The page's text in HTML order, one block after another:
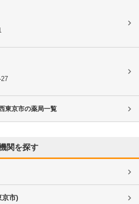
東京市の薬局一覧
関を探す
京市)